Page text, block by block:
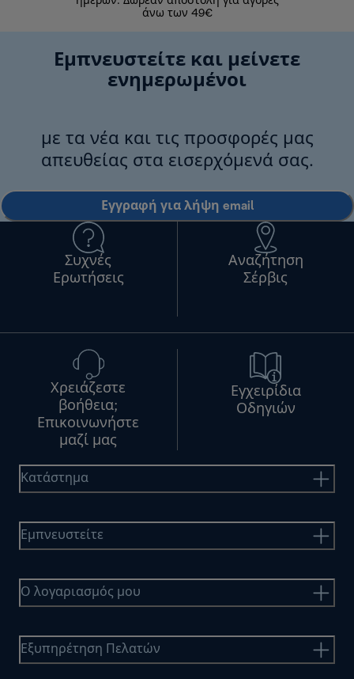
άνω των 49€
Εμπνευστείτε και μείνετε
ενημερωμένοι
με τα νέα και τις προσφορές μας
απευθείας στα εισερχόμενά σας.
Εγγραφή για λήψη email
Συχνές
Ερωτήσεις
Αναζήτηση
Σέρβις
Χρειάζεστε
βοήθεια;
Επικοινωνήστε
μαζί μας
Εγχειρίδια
Οδηγιών
Κατάστημα
Εμπνευστείτε
Ο λογαριασμός μου
Εξυπηρέτηση Πελατών